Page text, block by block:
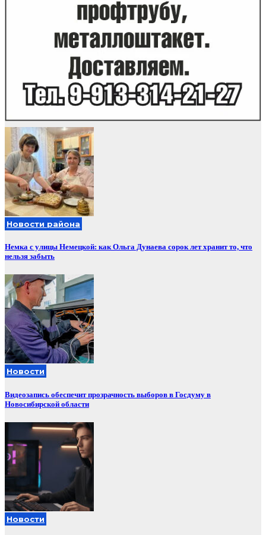
Новости района
Немка с улицы Немецкой: как Ольга Дунаева сорок лет хранит то, что
нельзя забыть
Новости
Видеозапись обеспечит прозрачность выборов в Госдуму в
Новосибирской области
Новости